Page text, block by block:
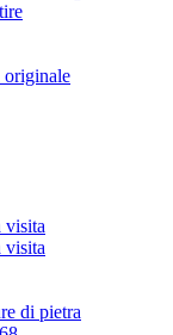
originale
visita
visita
di pietra